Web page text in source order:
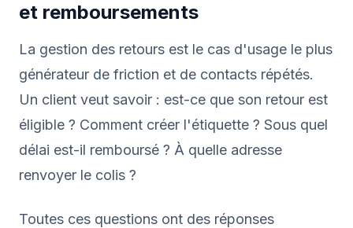
et remboursements
La gestion des retours est le cas d'usage le plus
générateur de friction et de contacts répétés.
Un client veut savoir : est-ce que son retour est
éligible ? Comment créer l'étiquette ? Sous quel
délai est-il remboursé ? À quelle adresse
renvoyer le colis ?
Toutes ces questions ont des réponses